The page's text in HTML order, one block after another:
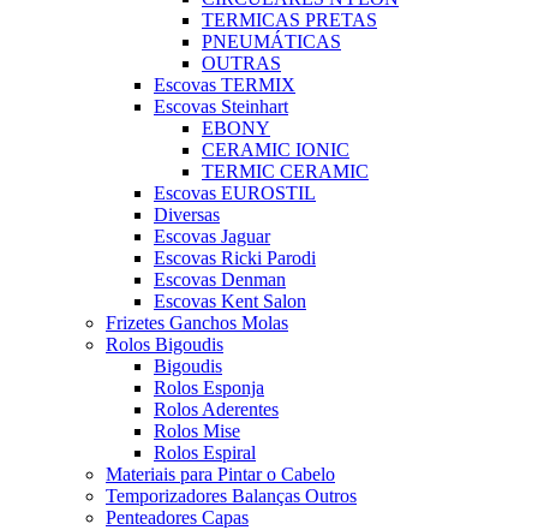
TERMICAS PRETAS
PNEUMÁTICAS
OUTRAS
Escovas TERMIX
Escovas Steinhart
EBONY
CERAMIC IONIC
TERMIC CERAMIC
Escovas EUROSTIL
Diversas
Escovas Jaguar
Escovas Ricki Parodi
Escovas Denman
Escovas Kent Salon
Frizetes Ganchos Molas
Rolos Bigoudis
Bigoudis
Rolos Esponja
Rolos Aderentes
Rolos Mise
Rolos Espiral
Materiais para Pintar o Cabelo
Temporizadores Balanças Outros
Penteadores Capas